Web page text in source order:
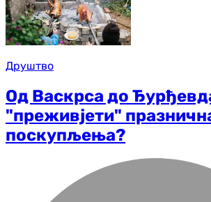
Друштво
Од Васкрса до
"преживјети"
поскупљења?